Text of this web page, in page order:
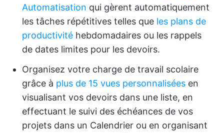
Automatisation qui gèrent automatiquement
les tâches répétitives telles que les plans de
productivité hebdomadaires ou les rappels
de dates limites pour les devoirs.
Organisez votre charge de travail scolaire
grâce à plus de 15 vues personnalisées en
visualisant vos devoirs dans une liste, en
effectuant le suivi des échéances de vos
projets dans un Calendrier ou en organisant